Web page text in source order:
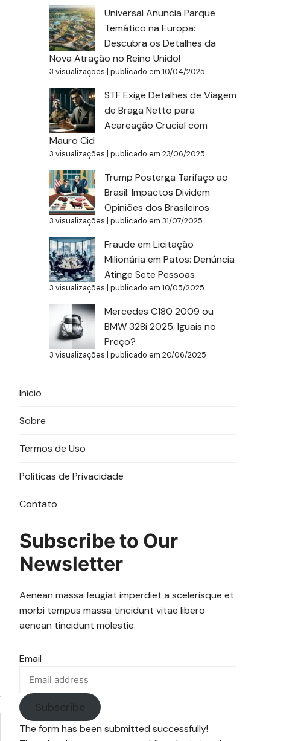
Universal Anuncia Parque
Temático na Europa:
Descubra os Detalhes da
Nova Atração no Reino Unido!
3 visualizações | publicado em 10/04/2025
STF Exige Detalhes de Viagem
de Braga Netto para
Acareação Crucial com
Mauro Cid
3 visualizações | publicado em 23/06/2025
Trump Posterga Tarifaço ao
Brasil: Impactos Dividem
Opiniões dos Brasileiros
3 visualizações | publicado em 31/07/2025
Fraude em Licitação
Milionária em Patos: Denúncia
Atinge Sete Pessoas
3 visualizações | publicado em 10/05/2025
Mercedes C180 2009 ou
BMW 328i 2025: Iguais no
Preço?
3 visualizações | publicado em 20/06/2025
Início
Sobre
Termos de Uso
Politicas de Privacidade
Contato
Subscribe to Our
Newsletter
Aenean massa feugiat imperdiet a scelerisque et
morbi tempus massa tincidunt vitae libero
aenean tincidunt molestie.
Email
Subscribe
The form has been submitted successfully!